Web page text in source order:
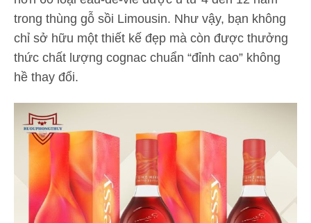
trong thùng gỗ sồi Limousin. Như vậy, bạn không
chỉ sở hữu một thiết kế đẹp mà còn được thưởng
thức chất lượng cognac chuẩn “đỉnh cao” không
hề thay đổi.